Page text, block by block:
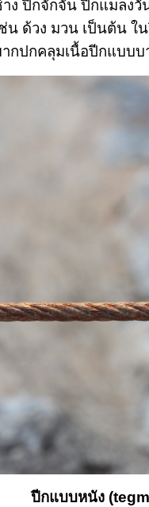
ง ปีกจักจั่น ปีกแมลง
น ด้วง มวน เป็นต้น ใ
กปกคลุมเนื้อปีกแบบบ
ปีกแบบหนัง